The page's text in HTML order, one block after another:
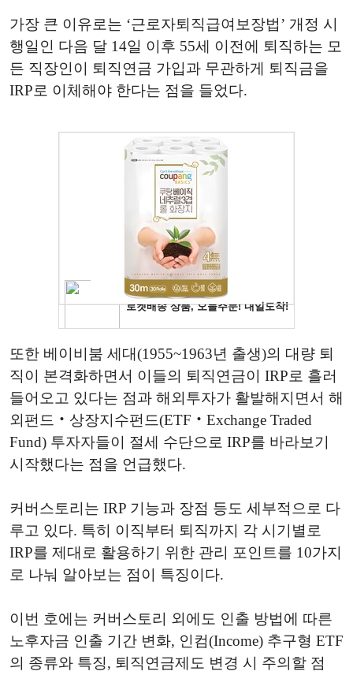
가장 큰 이유로는 ‘근로자퇴직급여보장법’ 개정 시
행일인 다음 달 14일 이후 55세 이전에 퇴직하는 모
든 직장인이 퇴직연금 가입과 무관하게 퇴직금을
IRP로 이체해야 한다는 점을 들었다.
또한 베이비붐 세대(1955~1963년 출생)의 대량 퇴
직이 본격화하면서 이들의 퇴직연금이 IRP로 흘러
들어오고 있다는 점과 해외투자가 활발해지면서 해
외펀드‧상장지수펀드(ETF‧Exchange Traded
Fund) 투자자들이 절세 수단으로 IRP를 바라보기
시작했다는 점을 언급했다.
커버스토리는 IRP 기능과 장점 등도 세부적으로 다
루고 있다. 특히 이직부터 퇴직까지 각 시기별로
IRP를 제대로 활용하기 위한 관리 포인트를 10가지
로 나눠 알아보는 점이 특징이다.
이번 호에는 커버스토리 외에도 인출 방법에 따른
노후자금 인출 기간 변화, 인컴(Income) 추구형 ETF
의 종류와 특징, 퇴직연금제도 변경 시 주의할 점